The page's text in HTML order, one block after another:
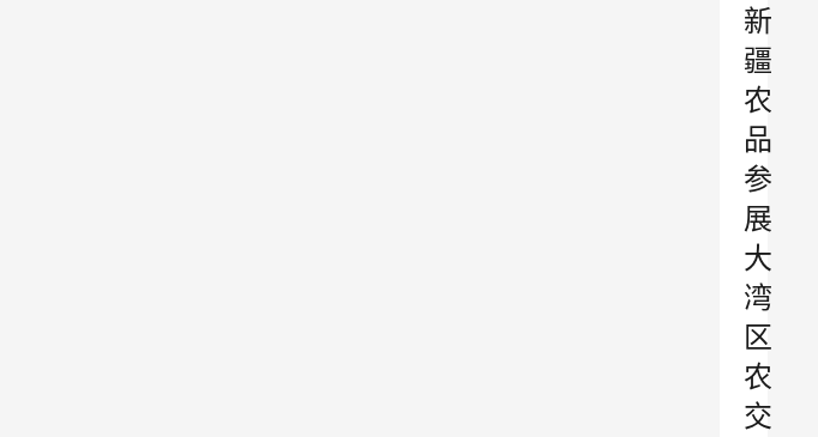
新
疆
农
品
参
展
大
湾
区
农
交